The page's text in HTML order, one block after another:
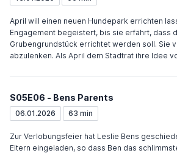
Modell. Weil Andy sich als Nachtwächter
Amt. Beide spielen Rollenspiele und helfen
Kollegen helfen Tom bei der Einrichtung
April will einen neuen Hundepark errichten
Engagement begeistert, bis sie erfährt, dass
Grubengrundstück errichtet werden soll. Sie
abzulenken. Als April dem Stadtrat ihre Idee
vorzuschlagen. Nach kurzem Streit arbeiten
er Tom bei der Investorensuche hilft,
Jobangebote, während niemand in den
Andy glaubt einen inszenierten Diebstahl
Vorbereitung zur Aufnahmeprüfung zu
S05E06 - Bens Parents
06.01.2026 63 min
Zur Verlobungsfeier hat Leslie Bens
Eltern eingeladen, so dass Ben das